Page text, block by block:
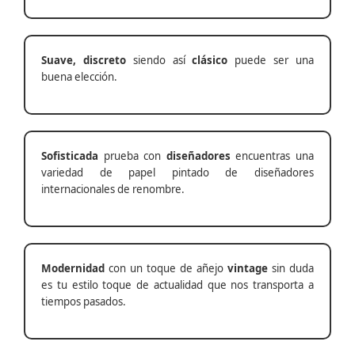
Suave, discretosiendo asíclásico puede ser una
buena elección.
Sofisticada prueba con diseñadores encuentras una
variedad de papel pintado de diseñadores
internacionales de renombre.
Modernidad con un toque de añejo vintage sin duda
es tu estilo toque de actualidad que nos transporta a
tiempos pasados.